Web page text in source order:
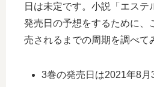
日は未定です。小説「エステ
発売日の予想をするために、
売されるまでの周期を調べて
3巻の発売日は2021年8月